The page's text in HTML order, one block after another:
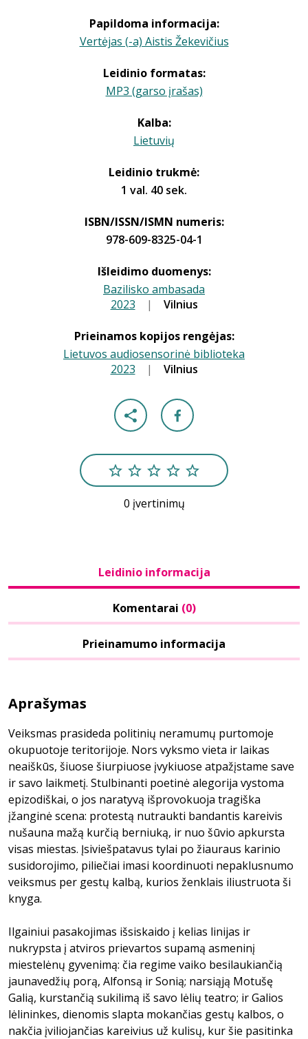
Papildoma informacija:
Vertėjas (-a) Aistis Žekevičius
Leidinio formatas:
MP3 (garso įrašas)
Kalba:
Lietuvių
Leidinio trukmė:
1 val. 40 sek.
ISBN/ISSN/ISMN numeris:
978-609-8325-04-1
Išleidimo duomenys:
Bazilisko ambasada
2023 | Vilnius
Prieinamos kopijos rengėjas:
Lietuvos audiosensorinė biblioteka
2023 | Vilnius
0 įvertinimų
Leidinio informacija
Komentarai (0)
Prieinamumo informacija
Aprašymas
Veiksmas prasideda politinių neramumų purtomoje
okupuotoje teritorijoje. Nors vyksmo vieta ir laikas
neaiškūs, šiuose šiurpiuose įvykiuose atpažįstame save
ir savo laikmetį. Stulbinanti poetinė alegorija vystoma
epizodiškai, o jos naratyvą išprovokuoja tragiška
įžanginė scena: protestą nutraukti bandantis kareivis
nušauna mažą kurčią berniuką, ir nuo šūvio apkursta
visas miestas. Įsiviešpatavus tylai po žiauraus karinio
susidorojimo, piliečiai imasi koordinuoti nepaklusnumo
veiksmus per gestų kalbą, kurios ženklais iliustruota ši
knyga.
Ilgainiui pasakojimas išsiskaido į kelias linijas ir
nukrypsta į atviros prievartos supamą asmeninį
miestelėnų gyvenimą: čia regime vaiko besilaukiančią
jaunavedžių porą, Alfonsą ir Sonią; narsiąją Motušę
Galią, kurstančią sukilimą iš savo lėlių teatro; ir Galios
lėlininkes, dienomis slapta mokančias gestų kalbos, o
nakčia įviliojančias kareivius už kulisų, kur šie pasitinka